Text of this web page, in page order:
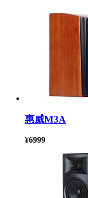
惠威M3A
¥6999